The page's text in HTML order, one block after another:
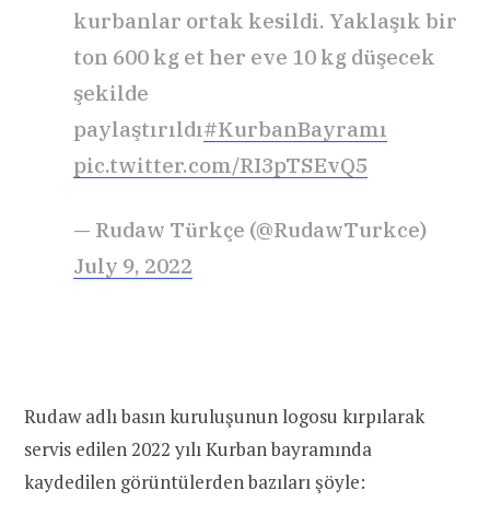
kurbanlar ortak kesildi. Yaklaşık bir
ton 600 kg et her eve 10 kg düşecek
şekilde
paylaştırıldı#KurbanBayramı
pic.twitter.com/RI3pTSEvQ5
— Rudaw Türkçe (@RudawTurkce)
July 9, 2022
Rudaw adlı basın kuruluşunun logosu kırpılarak
servis edilen 2022 yılı Kurban bayramında
kaydedilen görüntülerden bazıları şöyle: